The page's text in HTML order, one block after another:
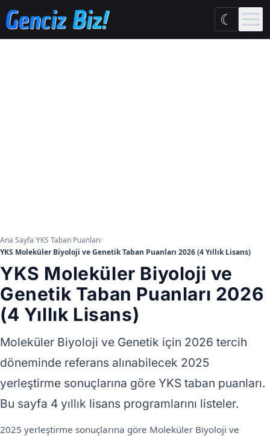
Ana içeriğe geç
☾
Ana Sayfa/YKS Taban Puanları/
YKS Moleküler Biyoloji ve Genetik Taban Puanları 2026 (4 Yıllık Lisans)
YKS Moleküler Biyoloji ve
Genetik Taban Puanları 2026
(4 Yıllık Lisans)
Moleküler Biyoloji ve Genetik için 2026 tercih
döneminde referans alınabilecek 2025
yerleştirme sonuçlarına göre YKS taban puanları.
Bu sayfa 4 yıllık lisans programlarını listeler.
2025 yerleştirme sonuçlarına göre Moleküler Biyoloji ve